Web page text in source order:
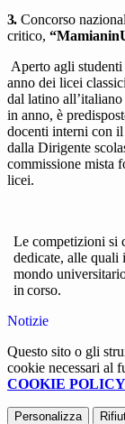
3. Concorso
critico,
Aperto agli
anno dei licei
dal latino
in anno, è
docenti interni con
dalla Dirigente
commissione mista
licei.
Le competizioni si
dedicate, alle quali
mondo
in corso.
Notizie
Questo sito o gli
cookie necessari al
COOKIE POLICY
Personalizza